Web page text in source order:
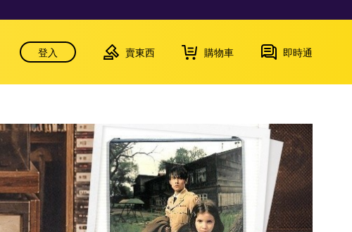
登入 賣東西 購物車 即時通